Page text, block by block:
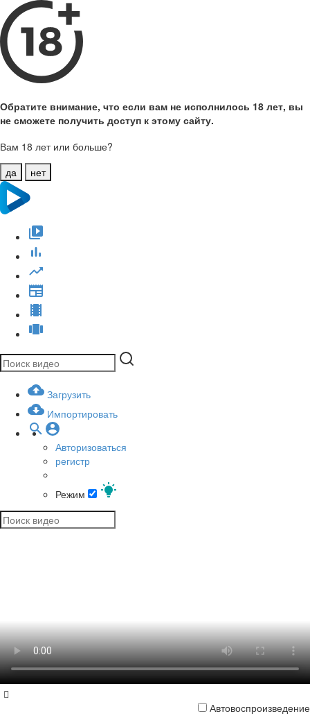
Обратите внимание, что если вам не исполнилось 18 лет, вы
не сможете получить доступ к этому сайту.
Вам 18 лет или больше?
да
нет
Загрузить
Импортировать
Авторизоваться
регистр
Режим
Автовоспроизведение